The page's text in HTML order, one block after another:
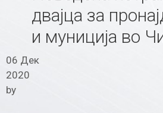
двајца за
и муниција во
06 Дек
2020
by